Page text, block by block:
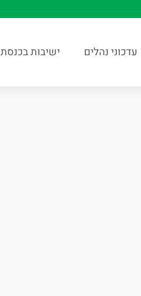
עדכוני נהלים ישיבות בכנסת